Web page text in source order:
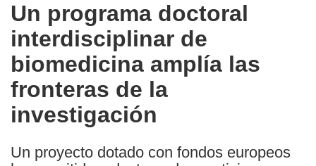
the
following
languages:
Un programa doctoral
interdisciplinar de
biomedicina amplía las
fronteras de la
investigación
Un proyecto dotado con fondos europeos